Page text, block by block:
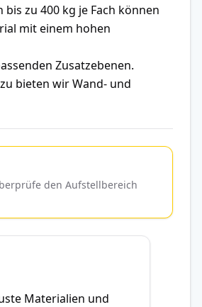
zu 400 kg je Fach können
mit einem hohen
Zusatzebenen.
bieten wir Wand- und
den Aufstellbereich
Materialien und